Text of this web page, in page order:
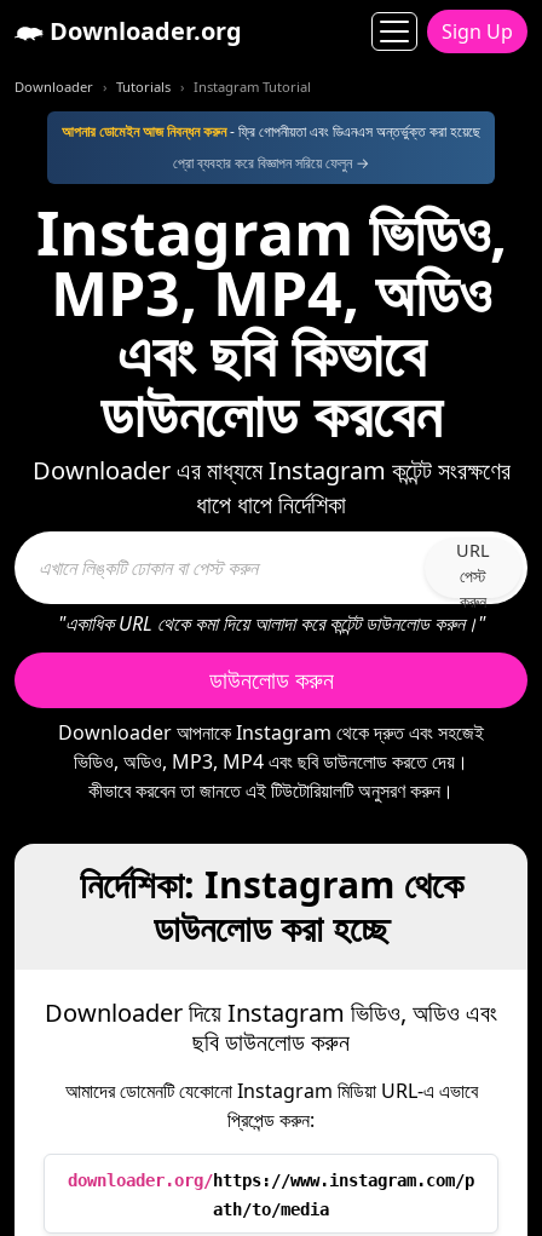
Downloader.org Sign Up
Downloader Tutorials Instagram Tutorial
আপনার ডোমেইন আজ নিবন্ধন করুন- ফ্রি গোপনীয়তা এবং ডিএনএস অন্তর্ভুক্ত করা হয়েছে
প্রো ব্যবহার করে বিজ্ঞাপন সরিয়ে ফেলুন →
Instagram ভিডিও,
MP3, MP4, অডিও
এবং ছবি কিভাবে
ডাউনলোড করবেন
Downloader এর মাধ্যমে Instagram কন্টেন্ট সংরক্ষণের
ধাপে ধাপে নির্দেশিকা
URL
পেস্ট
করুন
"একাধিক URL থেকে কমা দিয়ে আলাদা করে কন্টেন্ট ডাউনলোড করুন।"
ডাউনলোড করুন
Downloader আপনাকে Instagram থেকে দ্রুত এবং সহজেই
ভিডিও, অডিও, MP3, MP4 এবং ছবি ডাউনলোড করতে দেয়।
কীভাবে করবেন তা জানতে এই টিউটোরিয়ালটি অনুসরণ করুন।
নির্দেশিকা: Instagram থেকে
ডাউনলোড করা হচ্ছে
Downloader দিয়ে Instagram ভিডিও, অডিও এবং
ছবি ডাউনলোড করুন
আমাদের ডোমেনটি যেকোনো Instagram মিডিয়া URL-এ এভাবে
প্রিপেন্ড করুন:
downloader.org/https://www.instagram.com/p
ath/to/media